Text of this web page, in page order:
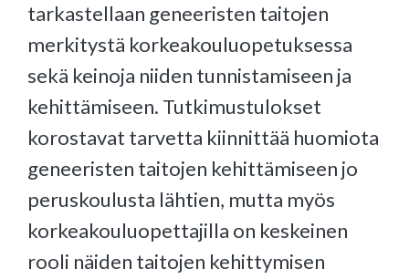
tarkastellaan geneeristen taitojen
merkitystä korkeakouluopetuksessa
sekä keinoja niiden tunnistamiseen ja
kehittämiseen. Tutkimustulokset
korostavat tarvetta kiinnittää huomiota
geneeristen taitojen kehittämiseen jo
peruskoulusta lähtien, mutta myös
korkeakouluopettajilla on keskeinen
rooli näiden taitojen kehittymisen